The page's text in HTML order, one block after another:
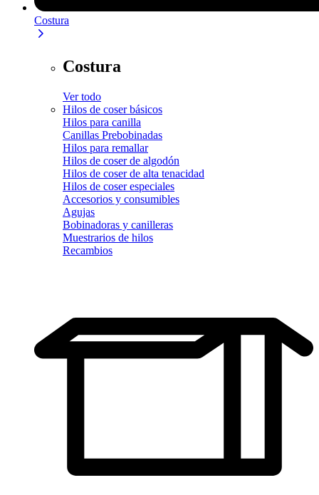
Costura
Costura
Ver todo
Hilos de coser básicos
Hilos para canilla
Canillas Prebobinadas
Hilos para remallar
Hilos de coser de algodón
Hilos de coser de alta tenacidad
Hilos de coser especiales
Accesorios y consumibles
Agujas
Bobinadoras y canilleras
Muestrarios de hilos
Recambios